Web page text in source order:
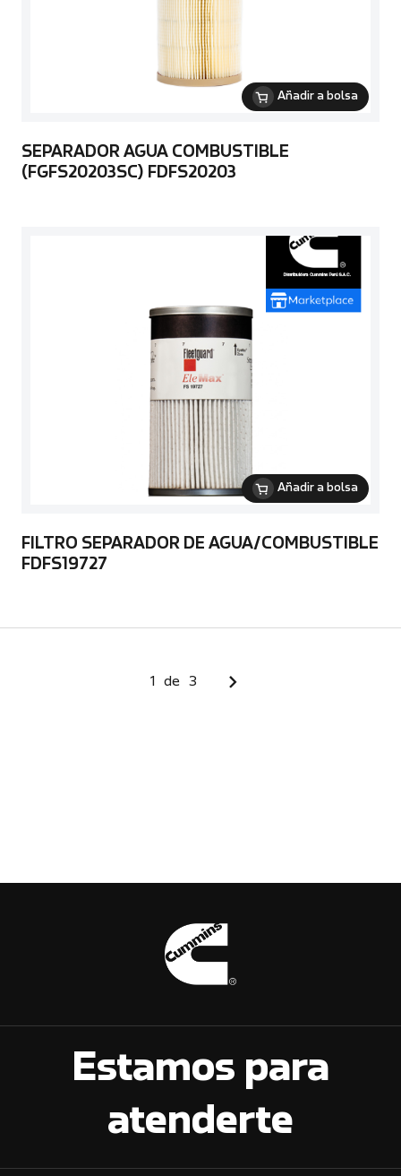
Añadir a bolsa
SEPARADOR AGUA COMBUSTIBLE
(FGFS20203SC) FDFS20203
Añadir a bolsa
FILTRO SEPARADOR DE AGUA/COMBUSTIBLE
FDFS19727
1 de 3
Estamos para
atenderte